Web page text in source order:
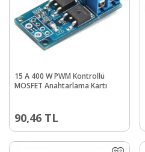
15 A 400 W PWM Kontrollü
MOSFET Anahtarlama Kartı
90,46 TL